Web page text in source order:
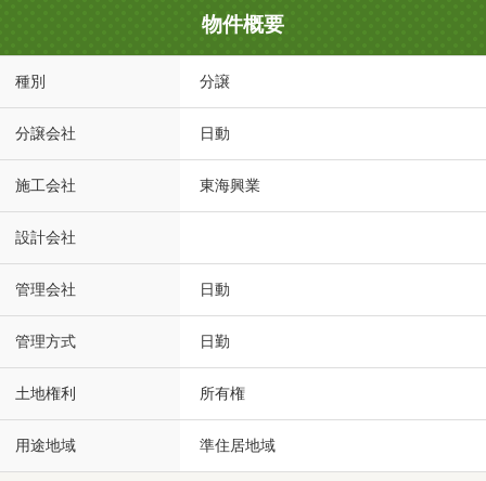
物件概要
種別 分譲
分譲会社 日動
施工会社 東海興業
設計会社
管理会社 日動
管理方式 日勤
土地権利 所有権
用途地域 準住居地域